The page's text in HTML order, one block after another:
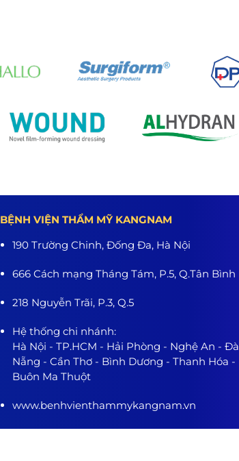
BỆNH VIỆN THẨM MỸ KANGNAM
190 Trường Chinh, Đống Đa, Hà Nội
666 Cách mạng Tháng Tám, P.5, Q.Tân Bình
218 Nguyễn Trãi, P.3, Q.5
Hệ thống chi nhánh:
Hà Nội - TP.HCM - Hải Phòng - Nghệ An - Đà
Nẵng - Cần Thơ - Bình Dương - Thanh Hóa -
Buôn Ma Thuột
www.benhvienthammykangnam.vn